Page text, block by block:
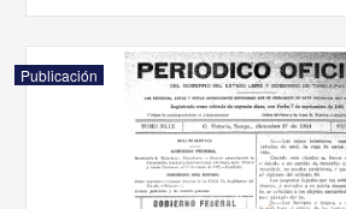
Publicación